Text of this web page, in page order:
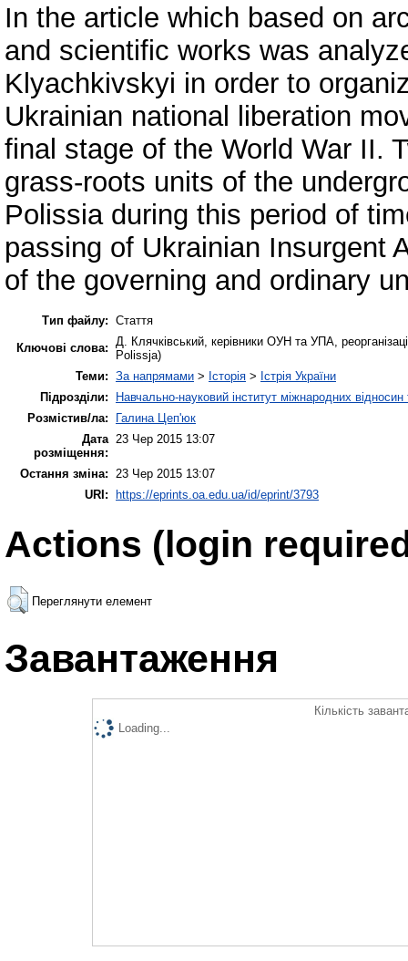
In the article which based on
and scientific works was
Klyachkivskyi in order to
Ukrainian national liberation
final stage of the World War II.
grass-roots units of the
Polissia during this period of
passing of Ukrainian Insurgent
of the governing and ordinary
Тип файлу: Стаття
Ключові слова:
Д. Клячківський, керівники ОУН та УПА,
Polissja)
Теми: За напрямами > Історія > Істрія України
Підрозділи:
Навчально-науковий інститут міжнародних відносин
Розмістив/ла:
Галина Цеп'юк
Дата
розміщення:
23 Чер 2015 13:07
Остання зміна:
23 Чер 2015 13:07
URI: https://eprints.oa.edu.ua/id/eprint/3793
Actions (login
Переглянути елемент
Завантаження
Кількість
Loading...